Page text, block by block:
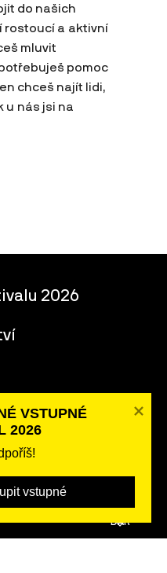
DAR
do našich
rostoucí a aktivní
mluvit
pomoc
chceš najít lidi,
u nás jsi na
2026
VSTUPNÉ
2026
vstupné